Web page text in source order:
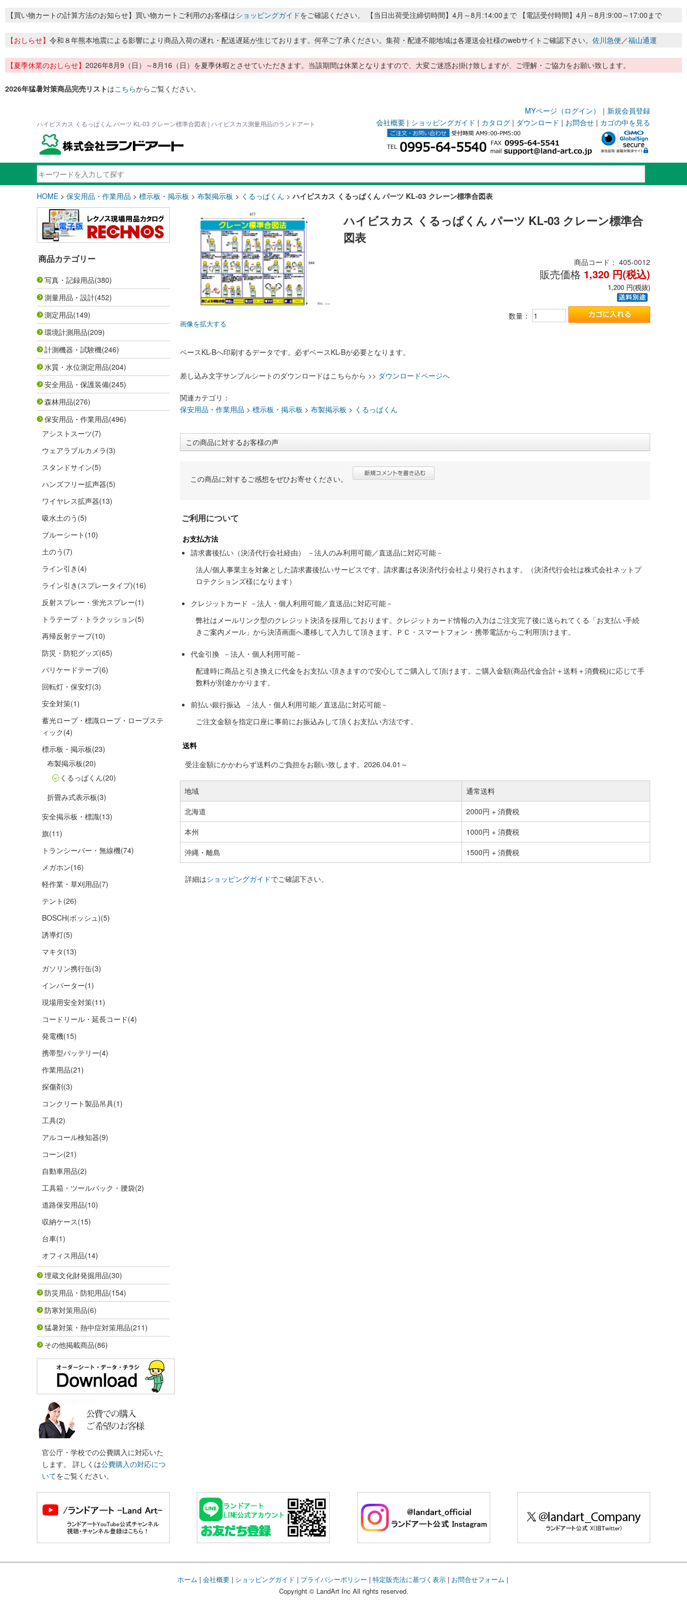
【買い物カートの計算方法のお知らせ】買い物カートご利用のお客様はショッピングガイドをご確認ください。 【当日出荷受注締切時間】4月～8月:14:00まで 【電話受付時間】4月～8月:9:00～17:00まで
【おしらせ】 令和８年熊本地震による影響により商品入荷の遅れ・配送遅延が生じております。何卒ご了承ください。集荷・配達不能地域は各運送会社様のwebサイトご確認下さい。 佐川急便／福山通運
【夏季休業のおしらせ】 2026年8月9（日）～8月16（日）を夏季休暇とさせていただきます。当該期間は休業となりますので、大変ご迷惑お掛け致しますが、ご理解・ご協力をお願い致します。
2026年猛暑対策商品完売リストはこちらからご覧ください。
MYページ（ログイン） ｜ 新規会員登録
ハイビスカス くるっぱくん パーツ KL-03 クレーン標準合図表 | ハイビスカス測量用品のランドアート 会社概要 | ショッピングガイド | カタログ | ダウンロード | お問合せ | カゴの中を見る
HOME > 保安用品・作業用品 > 標示板・掲示板 > 布製掲示板 > くるっぱくん >ハイビスカス くるっぱくん パーツ KL-03 クレーン標準合図表
商品カテゴリー
写真・記録用品(380)
測量用品・設計(452)
測定用品(149)
環境計測用品(209)
計測機器・試験機(246)
水質・水位測定用品(204)
安全用品・保護装備(245)
森林用品(276)
保安用品・作業用品(496)
アシストスーツ(7)
ウェアラブルカメラ(3)
スタンドサイン(5)
ハンズフリー拡声器(5)
ワイヤレス拡声器(13)
吸水土のう (5)
ブルーシート (10)
土のう (7)
ライン引き (4)
ライン引き(スプレータイプ)(16)
反射スプレー・蛍光スプレー(1)
トラテープ・トラクッション(5)
再帰反射テープ(10)
防災・防犯グッズ(65)
バリケードテープ(6)
回転灯・保安灯(3)
安全対策(1)
蓄光ロープ・標識ロープ・ロープステ
ィック(4)
標示板・掲示板(23)
布製掲示板(20)
くるっぱくん(20)
折畳み式表示板(3)
安全掲示板・標識(13)
旗(11)
トランシーバー・無線機(74)
メガホン(16)
軽作業・草刈用品(7)
テント (26)
BOSCH(ボッシュ)(5)
誘導灯(5)
マキタ(13)
ガソリン携行缶(3)
インバーター(1)
現場用安全対策(11)
コードリール・延長コード(4)
発電機(15)
携帯型バッテリー(4)
作業用品(21)
探傷剤(3)
コンクリート製品吊具(1)
工具(2)
アルコール検知器(9)
コーン(21)
自動車用品(2)
工具箱・ツールバック・腰袋(2)
道路保安用品(10)
収納ケース(15)
台車(1)
オフィス用品(14)
埋蔵文化財発掘用品(30)
防災用品・防犯用品(154)
防寒対策用品(6)
猛暑対策・熱中症対策用品(211)
その他掲載商品(86)
官公庁・学校での公費購入に対応いた
します。 詳しくは公費購入の対応につ
いてをご覧ください。
画像を拡大する
ハイビスカス くるっぱくん パーツ KL-03 クレーン標準合
図表
商品コード： 405-0012
販売価格 1,320 円(税込)
1,200 円(税抜)
数量：
ベースKL-Bへ印刷するデータです。必ずベースKL-Bが必要となります。
差し込み文字サンプルシートのダウンロードはこちらから >> ダウンロードページへ
関連カテゴリ：
保安用品・作業用品 > 標示板・掲示板 > 布製掲示板 > くるっぱくん
この商品に対するお客様の声
この商品に対するご感想をぜひお寄せください。
ご利用について
お支払方法
請求書後払い（決済代行会社経由） －法人のみ利用可能／直送品に対応可能－
法人/個人事業主を対象とした請求書後払いサービスです。請求書は各決済代行会社より発行されます。（決済代行会社は株式会社ネットプ
ロテクションズ様になります）
クレジットカード －法人・個人利用可能／直送品に対応可能－
弊社はメールリンク型のクレジット決済を採用しております。クレジットカード情報の入力はご注文完了後に送られてくる「お支払い手続
きご案内メール」から決済画面へ遷移して入力して頂きます。ＰＣ・スマートフォン・携帯電話からご利用頂けます。
代金引換 －法人・個人利用可能－
配達時に商品と引き換えに代金をお支払い頂きますので安心してご購入して頂けます。ご購入金額(商品代金合計＋送料＋消費税)に応じて手
数料が別途かかります。
前払い銀行振込 －法人・個人利用可能／直送品に対応可能－
ご注文金額を指定口座に事前にお振込みして頂くお支払い方法です。
送料
受注金額にかかわらず送料のご負担をお願い致します。2026.04.01～
地域
通常送料
北海道
2000円 + 消費税
本州
1000円 + 消費税
沖縄・離島
1500円 + 消費税
詳細はショッピングガイドでご確認下さい。
ホーム | 会社概要| ショッピングガイド | プライバシーポリシー | 特定販売法に基づく表示| お問合せフォーム |
Copyright © LandArt Inc All rights reserved.